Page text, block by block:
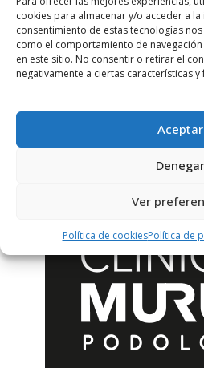
cookies para almacenar y/o acceder a
consentimiento de estas tecnologías
como el comportamiento de
en este sitio. No consentir o retirar el
negativamente a ciertas características y
Aceptar
Denegar
Ver
Política de cookiesPolítica de